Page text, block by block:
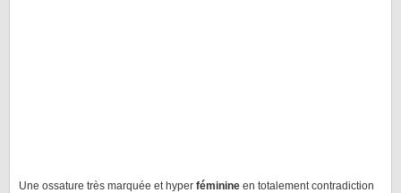
Une ossature très marquée et hyper féminine en totalement contradiction